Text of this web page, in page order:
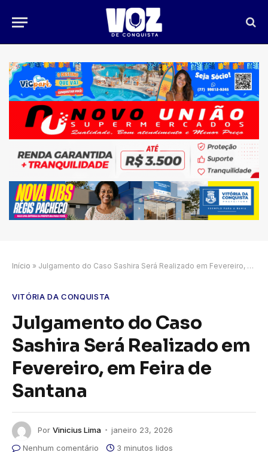
Início » Julgamento do Caso Sashira Será Realizado em Fevereiro, em Feira de Santana
VITÓRIA DA CONQUISTA
Julgamento do Caso
Sashira Será Realizado em
Fevereiro, em Feira de
Santana
Por Vinicius Lima
janeiro 23, 2026
Nenhum comentário
3 minutos lidos